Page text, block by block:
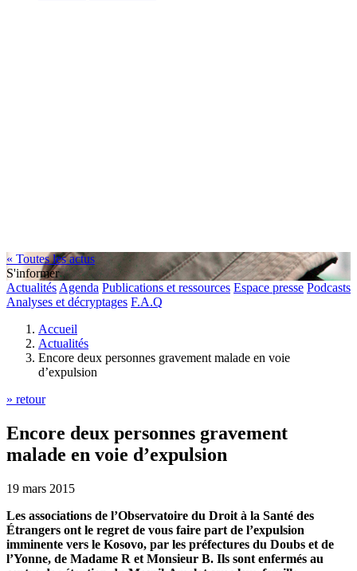
« Toutes les actus
S'informer
Actualités Agenda Publications et ressources Espace presse Podcasts
Analyses et décryptages F.A.Q
Accueil
Actualités
Encore deux personnes gravement malade en voie
d’expulsion
» retour
Encore deux personnes gravement
malade en voie d’expulsion
19 mars 2015
Les associations de l’Observatoire du Droit à la Santé des
Étrangers ont le regret de vous faire part de l’expulsion
imminente vers le Kosovo, par les préfectures du Doubs et de
l’Yonne, de Madame R et Monsieur B. Ils sont enfermés au